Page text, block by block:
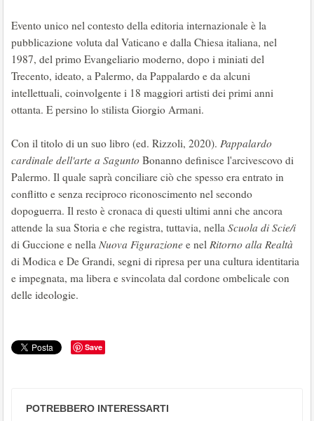
Evento unico nel contesto della editoria internazionale è la
pubblicazione voluta dal Vaticano e dalla Chiesa italiana, nel
1987, del primo Evangeliario moderno, dopo i miniati del
Trecento, ideato, a Palermo, da Pappalardo e da alcuni
intellettuali, coinvolgente i 18 maggiori artisti dei primi anni
ottanta. E persino lo stilista Giorgio Armani.
Con il titolo di un suo libro (ed. Rizzoli, 2020). Pappalardo
cardinale dell'arte a Sagunto Bonanno definisce l'arcivescovo di
Palermo. Il quale saprà conciliare ciò che spesso era entrato in
conflitto e senza reciproco riconoscimento nel secondo
dopoguerra. Il resto è cronaca di questi ultimi anni che ancora
attende la sua Storia e che registra, tuttavia, nella Scuola di Scie/i
di Guccione e nella Nuova Figurazione e nel Ritorno alla Realtà
di Modica e De Grandi, segni di ripresa per una cultura identitaria
e impegnata, ma libera e svincolata dal cordone ombelicale con
delle ideologie.
Save
POTREBBERO INTERESSARTI